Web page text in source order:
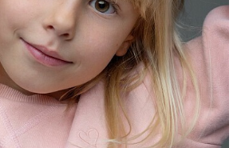
POP MUZIKANTEN
TALENTEN INTERNATIONALE
BEWERBUNG
KONTAKT
FRANKREICH
SCHWEIZ